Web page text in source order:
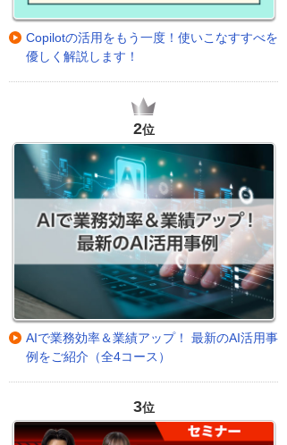
Copilotの活用をもう一度！使いこなすすべを
優しく解説します！
2位
AIで業務効率＆業績アップ！ 最新のAI活用事
例をご紹介（全4コース）
3位